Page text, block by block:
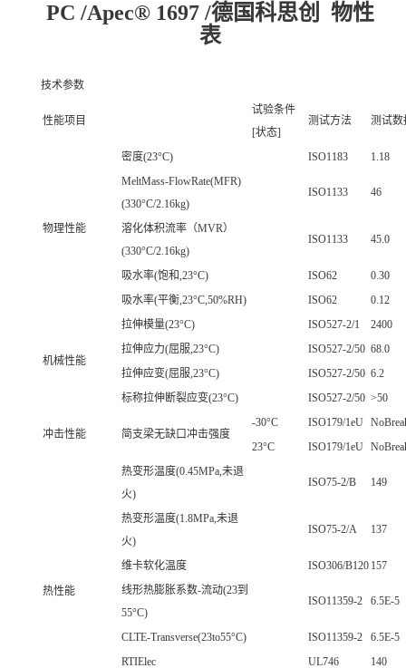
PC /Apec® 1697 /德国科思创 物性
表
技术参数
性能项目
试验条件
[状态]
测试方法 测试数
物理性能
密度(23°C) ISO1183
1.18
MeltMass-FlowRate(MFR)
(330°C/2.16kg)
ISO1133 46
溶化体积流率（MVR）
(330°C/2.16kg)
ISO1133 45.0
吸水率(饱和,23°C) ISO62
0.30
吸水率(平衡,23°C,50%RH)
ISO62 0.12
机械性能
拉伸模量(23°C) ISO527-2/1
2400
拉伸应力(屈服,23°C)
ISO527-2/50 68.0
拉伸应变(屈服,23°C)
ISO527-2/50 6.2
标称拉伸断裂应变(23°C)
ISO527-2/50 >50
冲击性能 简支梁无缺口冲击强度
-30°C ISO179/1eU
23°C
ISO179/1eU
热性能
热变形温度(0.45MPa,未退
火)
ISO75-2/B 149
热变形温度(1.8MPa,未退
火)
ISO75-2/A 137
维卡软化温度 ISO306/B120 157
线形热膨胀系数-流动(23到
55°C)
ISO11359-2 6.5E-5
CLTE-Transverse(23to55°C) ISO11359-2
6.5E-5
RTIElec
UL746 140